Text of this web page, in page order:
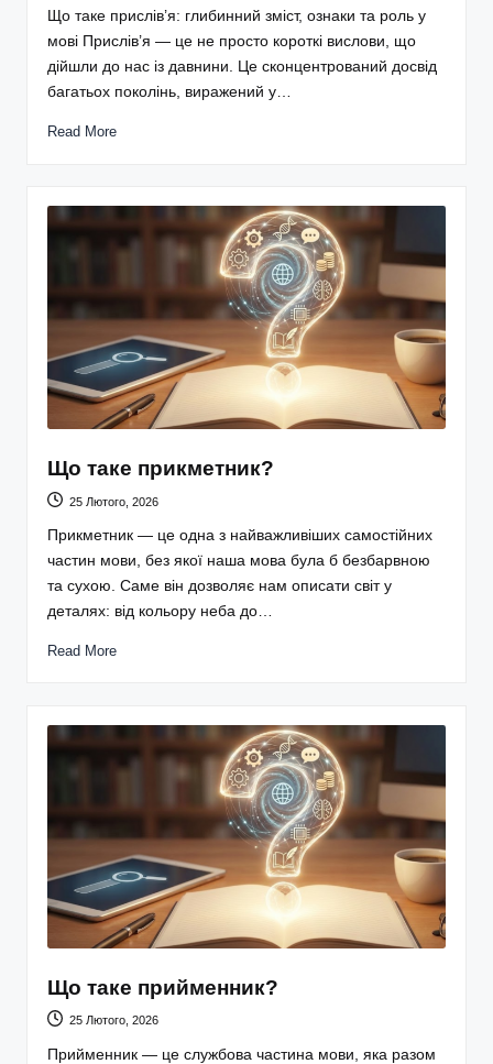
Що таке прислів’я: глибинний зміст, ознаки та роль у
мові Прислів’я — це не просто короткі вислови, що
дійшли до нас із давнини. Це сконцентрований досвід
багатьох поколінь, виражений у…
Read More
Що таке прикметник?
25 Лютого, 2026
Прикметник — це одна з найважливіших самостійних
частин мови, без якої наша мова була б безбарвною
та сухою. Саме він дозволяє нам описати світ у
деталях: від кольору неба до…
Read More
Що таке прийменник?
25 Лютого, 2026
Прийменник — це службова частина мови, яка разом